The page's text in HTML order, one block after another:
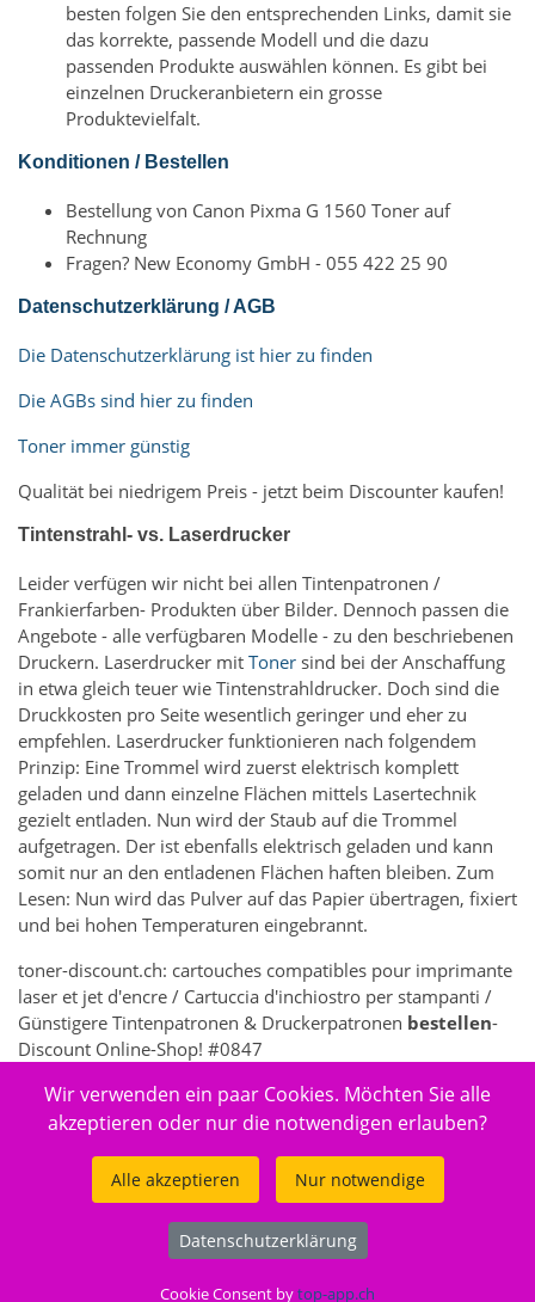
besten folgen Sie den entsprechenden Links, damit sie
das korrekte, passende Modell und die dazu
passenden Produkte auswählen können. Es gibt bei
einzelnen Druckeranbietern ein grosse
Produktevielfalt.
Konditionen / Bestellen
Bestellung von Canon Pixma G 1560 Toner auf
Rechnung
Fragen? New Economy GmbH - 055 422 25 90
Datenschutzerklärung / AGB
Die Datenschutzerklärung ist hier zu finden
Die AGBs sind hier zu finden
Toner immer günstig
Qualität bei niedrigem Preis - jetzt beim Discounter kaufen!
Tintenstrahl- vs. Laserdrucker
Leider verfügen wir nicht bei allen Tintenpatronen /
Frankierfarben- Produkten über Bilder. Dennoch passen die
Angebote - alle verfügbaren Modelle - zu den beschriebenen
Druckern. Laserdrucker mit Toner sind bei der Anschaffung
in etwa gleich teuer wie Tintenstrahldrucker. Doch sind die
Druckkosten pro Seite wesentlich geringer und eher zu
empfehlen. Laserdrucker funktionieren nach folgendem
Prinzip: Eine Trommel wird zuerst elektrisch komplett
geladen und dann einzelne Flächen mittels Lasertechnik
gezielt entladen. Nun wird der Staub auf die Trommel
aufgetragen. Der ist ebenfalls elektrisch geladen und kann
somit nur an den entladenen Flächen haften bleiben. Zum
Lesen: Nun wird das Pulver auf das Papier übertragen, fixiert
und bei hohen Temperaturen eingebrannt.
toner-discount.ch: cartouches compatibles pour imprimante
laser et jet d'encre / Cartuccia d'inchiostro per stampanti /
Günstigere Tintenpatronen & Druckerpatronen bestellen-
Discount Online-Shop! #0847
5258 - Elektronik > Drucken, Kopieren, Scannen & Faxen >
Zubehör Drucker, Kopierer & Faxgeräte > Drucker-
© 2026toner-discount.ch
Wir verwenden ein paar Cookies. Möchten Sie alle
akzeptieren oder nur die notwendigen erlauben?
Alle akzeptieren Nur notwendige
Datenschutzerklärung
Cookie Consent bytop-app.ch